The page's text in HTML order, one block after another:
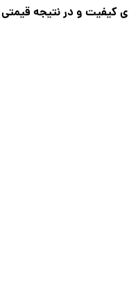
کیفیت و در نتیجه